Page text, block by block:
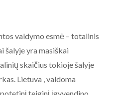
valdymo esmė – totalinis
šalyje yra masiškai
skaičius tokioje šalyje
Lietuva , valdoma
teiginį įgyvendino